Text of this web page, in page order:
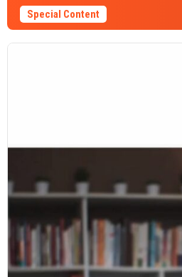
Special Content